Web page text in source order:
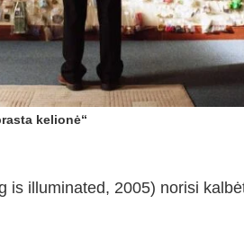
kelionė“
is illuminated, 2005) norisi